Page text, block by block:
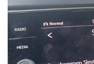
6.00 - 12.00 uur
Vorig uur